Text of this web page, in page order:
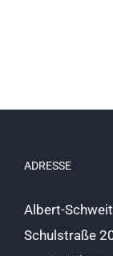
ADRESSE
Albert-
Schulstraße